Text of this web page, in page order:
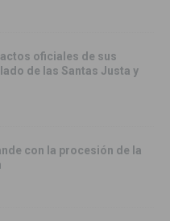
oficiales de sus
de las Santas Justa y
con la procesión de la